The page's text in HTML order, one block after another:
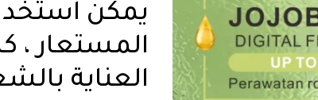
يمكن
المستعار ،
العناية